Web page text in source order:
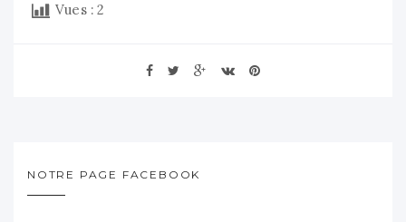
Vues : 2
NOTRE PAGE FACEBOOK